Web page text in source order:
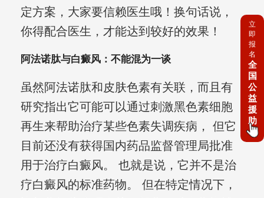
定方案，大家要信赖医生哦！换句话说，
你得配合医生，才能达到较好的效果！
阿法诺肽与白癜风：不能混为一谈
虽然阿法诺肽和皮肤色素有关联，而且有
研究指出它可能可以通过刺激黑色素细胞
再生来帮助治疗某些色素失调疾病， 但它
目前还没有获得国内药品监督管理局批准
用于治疗白癜风。 也就是说，它并不是治
疗白癜风的标准药物。 但在特定情况下，
立
即
报
名
全
国
公
益
援
助